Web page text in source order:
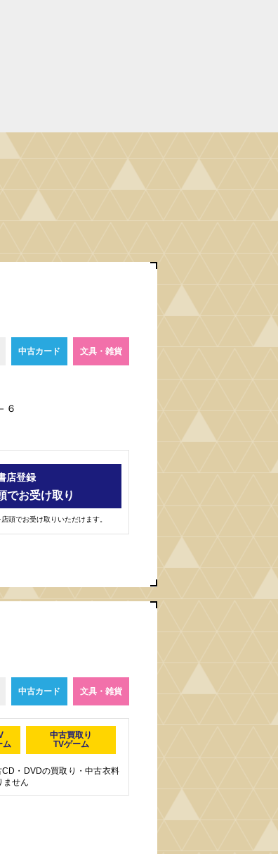
中古カード 文具・雑貨
６
店登録
でお受け取り
頭でお受け取りいただけます。
中古カード 文具・雑貨
ム
中古買取り
TVゲーム
・DVDの買取り・中古衣料
ません